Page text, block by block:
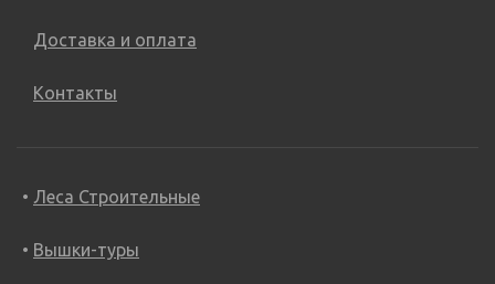
Доставка и оплата
Контакты
Леса Строительные
Вышки-туры